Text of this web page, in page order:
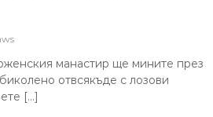
манастир ще мините през
отвсякъде с лозови
[…]